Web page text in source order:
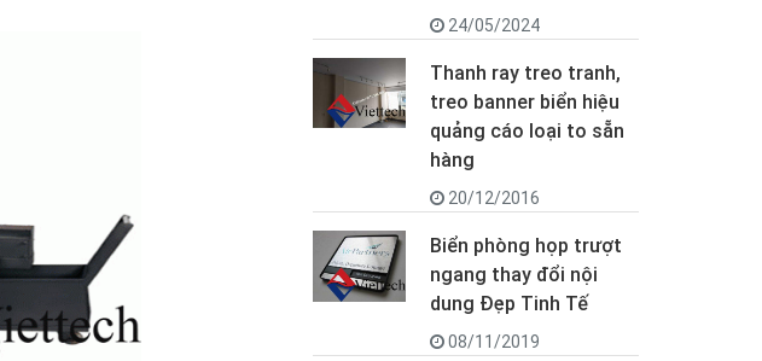
24/05/2024
Thanh ray treo tranh,
treo banner biển hiệu
quảng cáo loại to sẵn
hàng
20/12/2016
Biển phòng họp trượt
ngang thay đổi nội
dung Đẹp Tinh Tế
08/11/2019